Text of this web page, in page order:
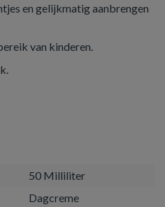
en gelijkmatig aanbrengen
van kinderen.
50 Milliliter
Dagcreme